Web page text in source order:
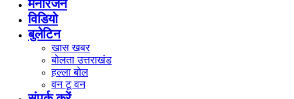
मनोरंजन
विडियो
बुलेटिन
खास खबर
बोलता उत्तराखंड
हल्ला बोल
वन टू वन